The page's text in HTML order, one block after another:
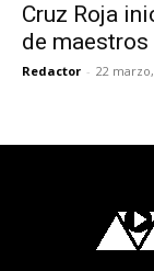
Cruz Roja
de
Redactor - 22